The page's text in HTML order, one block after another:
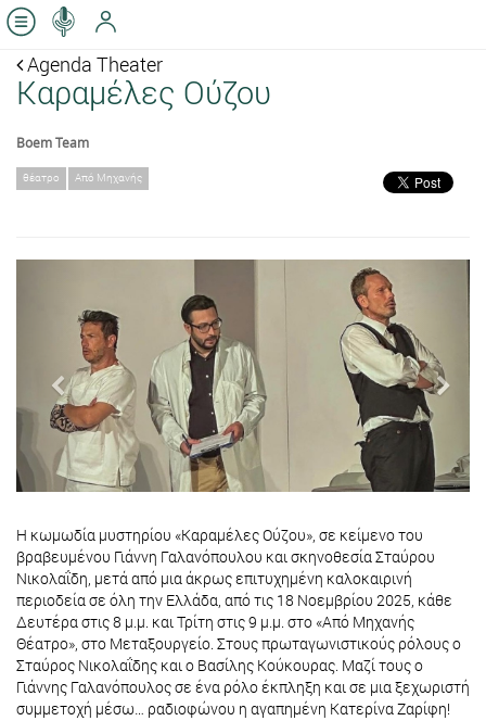
Agenda Theater
Καραμέλες Ούζου
Boem Team
θέατρο Από Μηχανής
Next
Η κωμωδία μυστηρίου «Καραμέλες Ούζου», σε κείμενο του
βραβευμένου Γιάννη Γαλανόπουλου και σκηνοθεσία Σταύρου
Νικολαΐδη, μετά από μια άκρως επιτυχημένη καλοκαιρινή
περιοδεία σε όλη την Ελλάδα, από τις 18 Νοεμβρίου 2025, κάθε
Δευτέρα στις 8 μ.μ. και Τρίτη στις 9 μ.μ. στο «Από Μηχανής
Θέατρο», στο Μεταξουργείο. Στους πρωταγωνιστικούς ρόλους ο
Σταύρος Νικολαΐδης και ο Βασίλης Κούκουρας. Μαζί τους ο
Γιάννης Γαλανόπουλος σε ένα ρόλο έκπληξη και σε μια ξεχωριστή
συμμετοχή μέσω… ραδιοφώνου η αγαπημένη Κατερίνα Ζαρίφη!